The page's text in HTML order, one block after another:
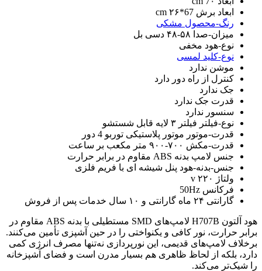
ابعاد برش 67*۲۶ cm
رنگ-محصول مشکی
میزان-صدا ۵۸-۴۸ دسی بل
نوع-هود مخفی
نوع-کلید لمسی
موشن ندارد
کنترل از راه دور دارد
جک ندارد
قدرت جک ندارد
سنسور ندارد
نوع-فیلتر فیلتر ۳ لایه قابل شستشو
قدرت-موتور موتور پلاستیکی توربو 4 دور
قدرت-مکش ۷۰۰-۹۰۰ متر مکعب بر ساعت
جنس لامپ بدنه ABS مقاوم در برابر حرارت
جنس-بدنه-هود پنل شیشه ای با فریم فلزی
ولتاژ ۲۲۰ v
فرکانس 50Hz
گارانتی ۲۴ ماه گارانتی و ۱۰ سال خدمات پس از فروش
هود آلتون H707B لامپ‌های SMD مستطیلی با بدنه ABS مقاوم در
برابر حرارت، نور کافی و یکنواختی را در حین آشپزی تأمین می‌کنند.
برخلاف لامپ‌های قدیمی، این نورپردازی نه‌تنها مصرف انرژی کمی
دارد، بلکه از لحاظ ظاهری هم بسیار مدرن است و فضای آشپزخانه
را شیک‌تر می‌کند.